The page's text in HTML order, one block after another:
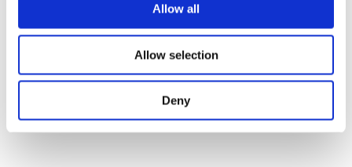
Allow all
Allow selection
Deny
Наше спецпредложение
Применить